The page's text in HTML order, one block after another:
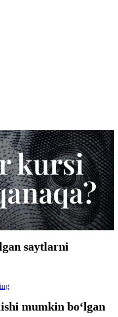
saytlarni
mumkin bo‘lgan